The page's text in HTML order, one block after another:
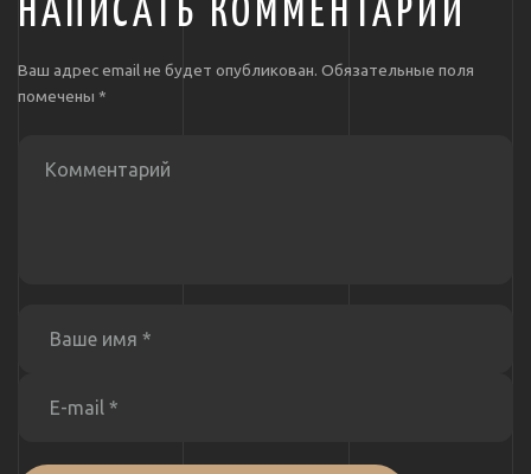
НАПИСАТЬ КОММЕНТАРИЙ
Ваш адрес email не будет опубликован. Обязательные поля
помечены *